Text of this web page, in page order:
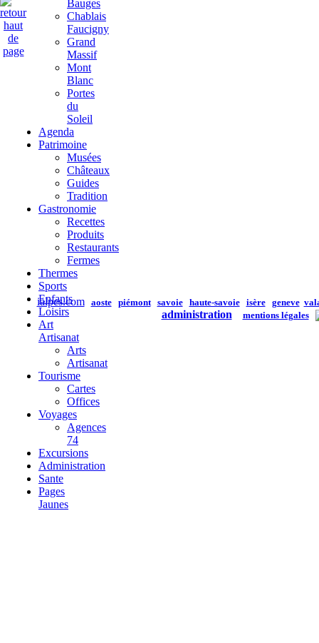
ialpes.com aoste piémont savoie haute-savoie isère geneve
administration mentions légales
Bauges
Chablais
Faucigny
Grand
Massif
Mont
Blanc
Portes
du
Soleil
Agenda
Patrimoine
Musées
Châteaux
Guides
Tradition
Gastronomie
Recettes
Produits
Restaurants
Fermes
Thermes
Sports
Enfants
Loisirs
Art
Artisanat
Arts
Artisanat
Tourisme
Cartes
Offices
Voyages
Agences
74
Excursions
Administration
Sante
Pages
Jaunes